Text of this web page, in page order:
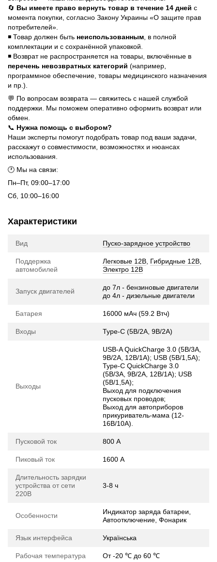
🔄 Вы имеете право вернуть товар в течение 14 дней с
момента покупки, согласно Закону Украины «О защите прав
потребителей».
◾ Товар должен быть неиспользованным , в полной
комплектации и с сохранённой упаковкой.
◾ Возврат не распространяется на товары, включённые в
перечень невозвратных категорий (например,
программное обеспечение, товары медицинского назначения
и пр.).
💬 По вопросам возврата — свяжитесь с нашей службой
поддержки. Мы поможем оперативно оформить возврат или
обмен.
📞 Нужна помощь с выбором?
Наши эксперты помогут подобрать товар под ваши задачи,
расскажут о совместимости, возможностях и нюансах
использования.
🕐 Мы на связи:
Пн–Пт, 09:00–17:00
Сб, 10:00–16:00
Характеристики
Вид Пуско-зарядное устройство
Поддержка
автомобилей
Легковые 12В Гибридные 12В
Электро 12В
Запуск двигателей
до 7л - бензиновые двигатели
до 4л - дизельные двигатели
Батарея 16000 мАч (59.2 Втч)
Входы Type-C (5В/2А, 9В/2А)
Выходы
USB-A QuickCharge 3.0 (5В/3А,
9В/2А, 12В/1А); USВ (5В/1,5А);
Type-C QuickCharge 3.0
(5В/3А, 9В/2А, 12В/1А); USВ
(5В/1,5А);
Выход для подключения
пусковых проводов;
Выход для автоприборов
прикуриватель-мама (12-
16В/10A).
Пусковой ток 800 А
Пиковый ток 1600 А
Длительность зарядки
устройства от сети
220В
3-8 ч
Особенности
Индикатор заряда батареи,
Автоотключение, Фонарик
Язык интерфейса Українська
Рабочая температура От -20 ℃ до 60 ℃